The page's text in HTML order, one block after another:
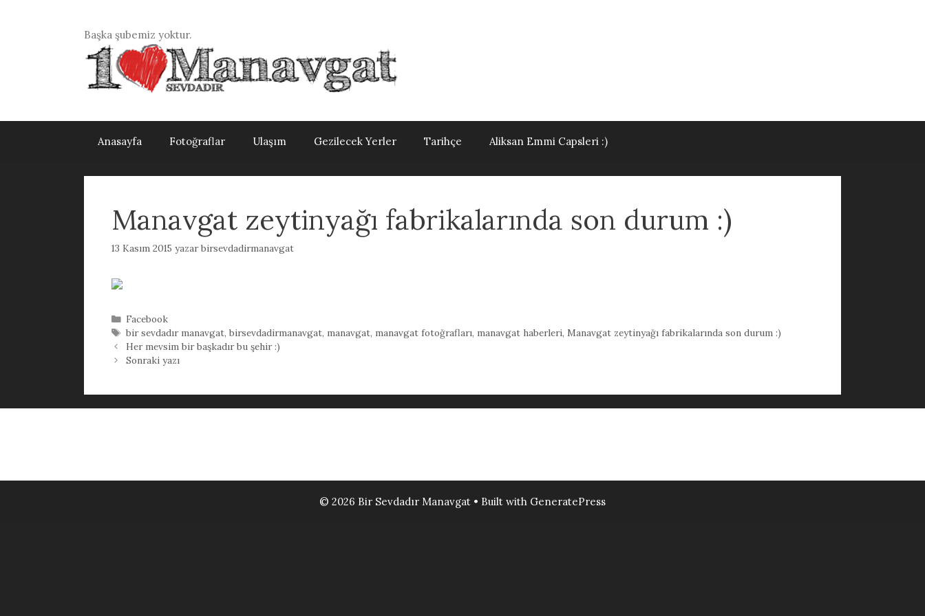
Başka şubemiz yoktur.
Anasayfa Fotoğraflar Ulaşım Gezilecek Yerler Tarihçe Aliksan Emmi Capsleri :)
Manavgat zeytinyağı fabrikalarında son durum :)
13 Kasım 2015 yazarbirsevdadirmanavgat
Kategoriler
Facebook
Etiketler
bir sevdadır manavgat,birsevdadirmanavgat, manavgat, manavgat fotoğrafları, manavgat haberleri,Manavgat zeytinyağı fabrikalarında son durum :)
Her mevsim bir başkadır bu şehir :)
Sonraki yazı
© 2026 Bir Sevdadır Manavgat • Built with GeneratePress